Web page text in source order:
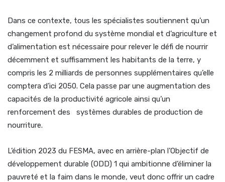
Dans ce contexte, tous les spécialistes soutiennent qu’un
changement profond du système mondial et d’agriculture et
d’alimentation est nécessaire pour relever le défi de nourrir
décemment et suffisamment les habitants de la terre, y
compris les 2 milliards de personnes supplémentaires qu’elle
comptera d’ici 2050. Cela passe par une augmentation des
capacités de la productivité agricole ainsi qu’un
renforcement des systèmes durables de production de
nourriture.
L’édition 2023 du FESMA, avec en arrière-plan l’Objectif de
développement durable (ODD) 1 qui ambitionne d’éliminer la
pauvreté et la faim dans le monde, veut donc offrir un cadre